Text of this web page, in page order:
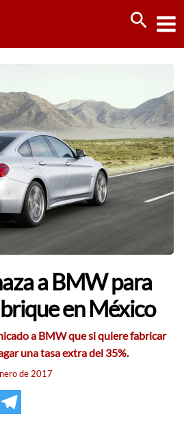
a BMW para
en México
a BMW que si quiere fabricar
una tasa extra del 35%.
de 2017